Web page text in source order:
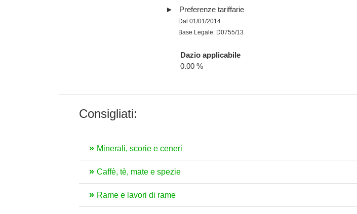
Preferenze tariffarie
Dal 01/01/2014
Base Legale: D0755/13
Dazio applicabile
0.00 %
Consigliati:
Minerali, scorie e ceneri
Caffè, tè, mate e spezie
Rame e lavori di rame